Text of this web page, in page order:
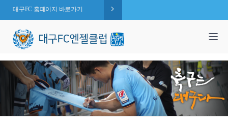
대구FC 홈페이지 바로가기